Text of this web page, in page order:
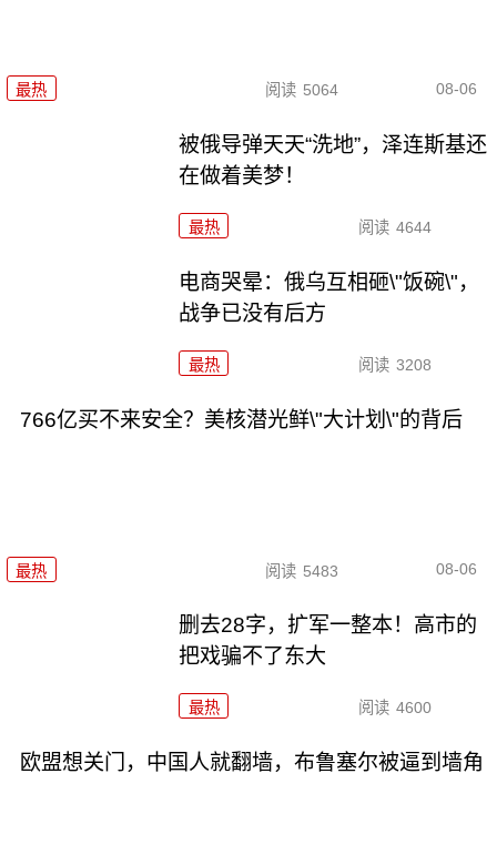
最热 阅读 5064 08-06
被俄导弹天天“洗地”，泽连斯基还
在做着美梦！
最热 阅读 4644
电商哭晕：俄乌互相砸\"饭碗\"，
战争已没有后方
最热 阅读 3208
766亿买不来安全？美核潜光鲜\"大计划\"的背后
最热 阅读 5483 08-06
删去28字，扩军一整本！高市的
把戏骗不了东大
最热 阅读 4600
欧盟想关门，中国人就翻墙，布鲁塞尔被逼到墙角